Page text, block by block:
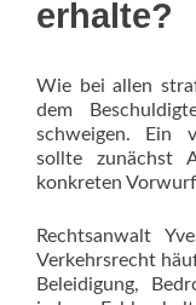
erhalte?
Wie bei allen
dem
schweigen. Ein
sollte zunächst
konkreten
Rechtsanwalt
Verkehrsrecht
Beleidigung,